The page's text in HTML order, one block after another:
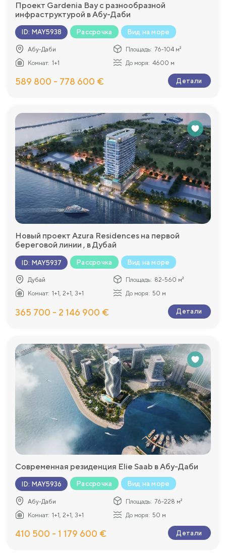
Проект Gardenia Bay с разнообразной
инфраструктурой в Абу-Даби
ID: MAY5938 Рассрочка Вид на море
Абу-Даби Площадь: 76-104 м²
Комнат: 1+1 До моря: 4600 м
589 800 - 778 600 € Детали
Новый проект Azura Residences на первой
береговой линии , в Дубай
ID: MAY5937 Рассрочка Вид на море
Дубай Площадь: 82-560 м²
Комнат: 1+1, 2+1, 3+1 До моря: 50 м
365 700 - 2 146 900 € Детали
Современная резиденция Elie Saab в Абу-Даби
ID: MAY5936 Рассрочка Вид на море
Абу-Даби Площадь: 76-228 м²
Комнат: 1+1, 2+1, 3+1 До моря: 50 м
410 500 - 1 179 600 € Детали